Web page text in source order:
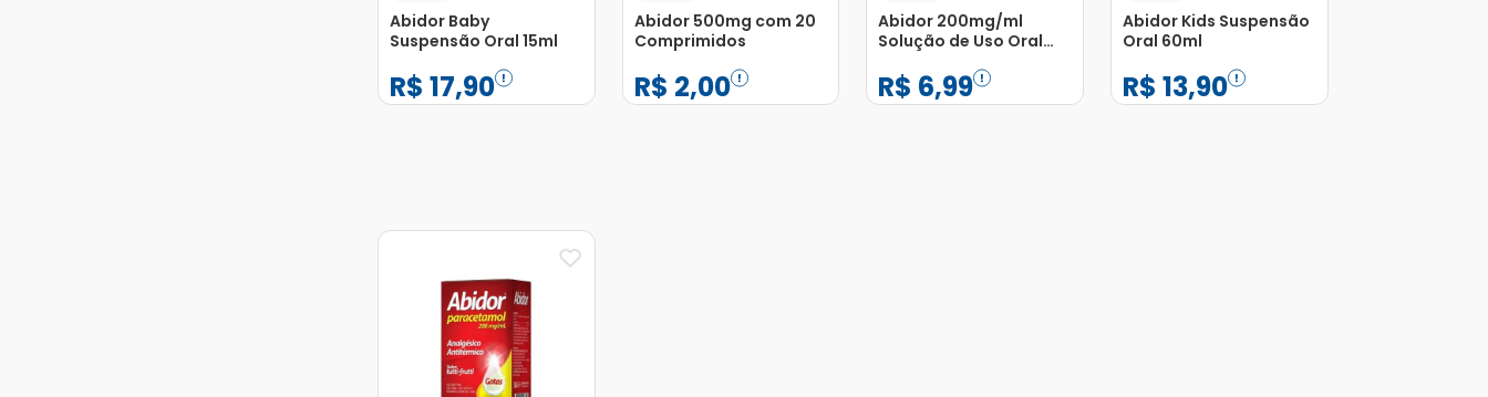
Abidor Baby
Suspensão Oral 15ml
R$ 17,90
Abidor 500mg com 20
Comprimidos
R$ 2,00
Abidor 200mg/ml
Solução de Uso Oral
R$ 6,99
Abidor Kids Suspensão
Oral 60ml
R$ 13,90